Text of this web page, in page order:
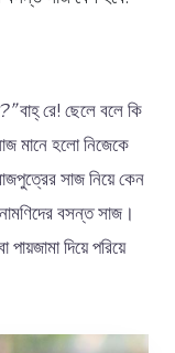
বাহ্ রে! ছেলে বলে কি
মানে হলো নিজেকে
সাজ নিয়ে কেন
বসন্ত সাজ।
পায়জামা দিয়ে পরিয়ে